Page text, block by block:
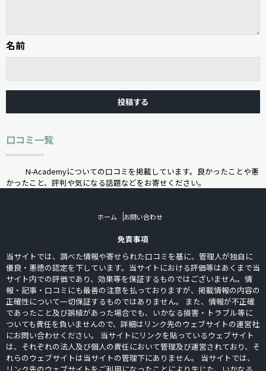
名前
口コミ一覧
N-Academyについての口コミを掲載しています。良かったことや悪
かったこと、評判や気になる話題などをお寄せください。
ホーム お問い合わせ
免責事項
当サイトでは、調べた情報や寄せられた口コミを基に、管理人が独自に
優良・悪徳の認定を下しています。当サイトにおける評価等はあくまで当
サイト内での評価であり、効果等を保証するものではございません。情
報・記事・口コミにも最善の注意を払っておりますが、掲載情報の内容の
正確性について一切保証するものではありません。 また、情報が不正確
であったこと及び誤植があった場合でも、いかなる損害・トラブル等に
ついても責任を負いませんので、詳細はリンク先のウェブサイトの運営社
にお問い合わせください。 当サイトにリンクを貼っているウェブサイト
は、それぞれの法人及び個人の責任において管理及び運営されており、そ
れらのウェブサイトは当サイトの管理下にありません。 当サイトでは、